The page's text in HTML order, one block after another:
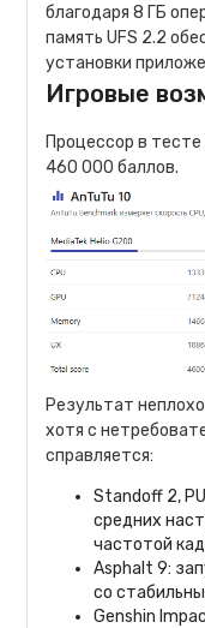
благодаря 8 ГБ
память UFS 2.2
установки
Игровые
Процессор в тесте
460 000 баллов.
Результат
хотя с
справляется:
Standoff 2,
средних
частотой
Asphalt 9:
со
Genshin